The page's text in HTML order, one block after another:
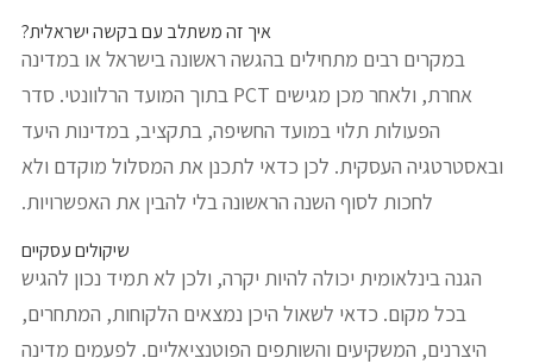
איך זה משתלב עם בקשה ישראלית?
במקרים רבים מתחילים בהגשה ראשונה בישראל או במדינה
אחרת, ולאחר מכן מגישים PCT בתוך המועד הרלוונטי. סדר
הפעולות תלוי במועד החשיפה, בתקציב, במדינות היעד
ובאסטרטגיה העסקית. לכן כדאי לתכנן את המסלול מוקדם ולא
לחכות לסוף השנה הראשונה בלי להבין את האפשרויות.
שיקולים עסקיים
הגנה בינלאומית יכולה להיות יקרה, ולכן לא תמיד נכון להגיש
בכל מקום. כדאי לשאול היכן נמצאים הלקוחות, המתחרים,
היצרנים, המשקיעים והשותפים הפוטנציאליים. לפעמים מדינה